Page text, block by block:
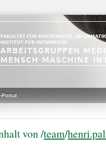
Portal
von /team/